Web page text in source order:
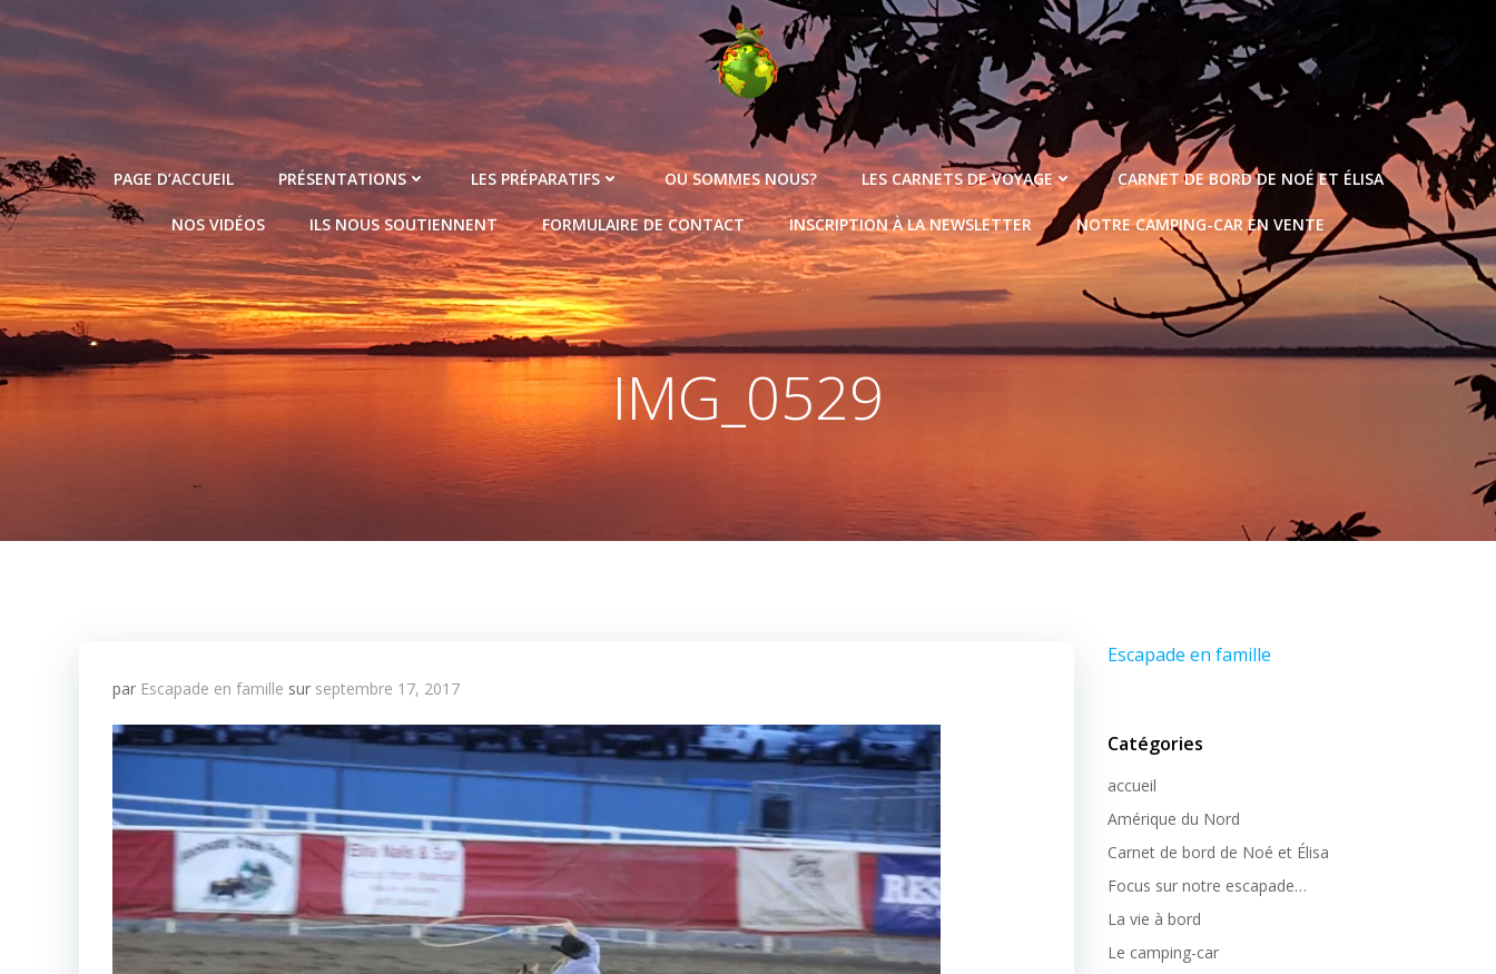
Aller
contenu
PAGE D’ACCUEIL PRÉSENTATIONS LES PRÉPARATIFS OU SOMMES NOUS? LES CARNETS DE VOYAGE CARNET DE BORD DE NOÉ ET ÉLISA
NOS VIDÉOS ILS NOUS SOUTIENNENT FORMULAIRE DE CONTACT INSCRIPTION À LA NEWSLETTER NOTRE CAMPING-CAR EN VENTE
IMG_0529
par Escapade en famille sur septembre 17, 2017
Escapade en famille
Catégories
accueil
Amérique du Nord
Carnet de bord de Noé et Élisa
Focus sur notre escapade…
La vie à bord
Le camping-car